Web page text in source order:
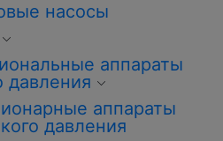
насосы
аппараты
давления
аппараты
давления